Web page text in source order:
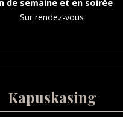
de semaine et en soirée
Sur rendez-vous
Kapuskasing